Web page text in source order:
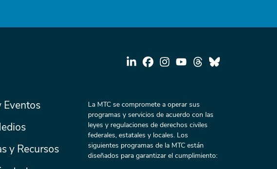
Eventos
y Recursos
La MTC se compromete a operar sus
programas y servicios de acuerdo con las
leyes y regulaciones de derechos civiles
federales, estatales y locales. Los
siguientes programas de la MTC están
diseñados para garantizar el cumplimiento: